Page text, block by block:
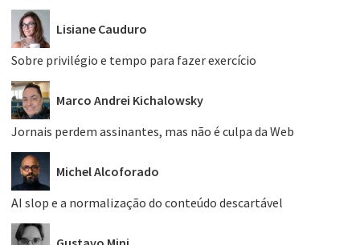
Lisiane Cauduro
Sobre privilégio e tempo para fazer exercício
Marco Andrei Kichalowsky
Jornais perdem assinantes, mas não é culpa da Web
Michel Alcoforado
AI slop e a normalização do conteúdo descartável